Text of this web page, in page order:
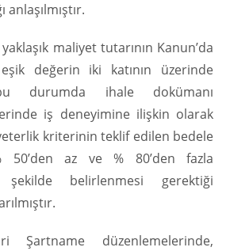
anlaşılmıştır.
maliyet tutarının Kanun’da
değerin iki katının üzerinde
durumda ihale dokümanı
iş deneyimine ilişkin olarak
kriterinin teklif edilen bedele
50’den az ve % 80’den fazla
şekilde belirlenmesi gerektiği
Şartname düzenlemelerinde,